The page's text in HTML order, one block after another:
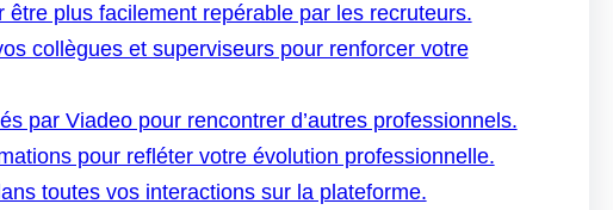
plus facilement repérable par les recruteurs.
collègues et superviseurs pour renforcer votre
par Viadeo pour rencontrer d’autres professionnels.
pour refléter votre évolution professionnelle.
toutes vos interactions sur la plateforme.